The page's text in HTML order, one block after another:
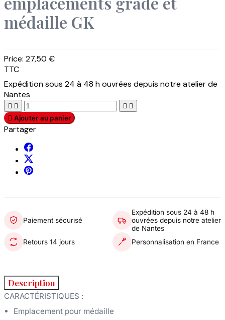
médaille GK
Price: 27,50 €
TTC
Expédition sous 24 à 48 h ouvrées depuis notre atelier de
Nantes
   
 Ajouter au panier
Partager
Paiement sécurisé
Expédition sous 24 à 48 h
ouvrées depuis notre atelier
de Nantes
Retours 14 jours
Personnalisation en France
Description
CARACTÉRISTIQUES :
Emplacement pour médaille